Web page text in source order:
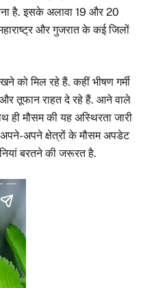
है. इसके अलावा 19 और 20
और गुजरात के कई जिलों
मिल रहे हैं. कहीं भीषण गर्मी
तूफान राहत दे रहे हैं. आने वाले
ही मौसम की यह अस्थिरता जारी
अपने क्षेत्रों के मौसम अपडेट
बरतने की जरूरत है.